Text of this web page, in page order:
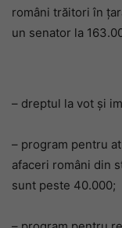
români trăitori în
un senator la
– dreptul la vot şi
– program pentru
afaceri români din
sunt peste 40.000;